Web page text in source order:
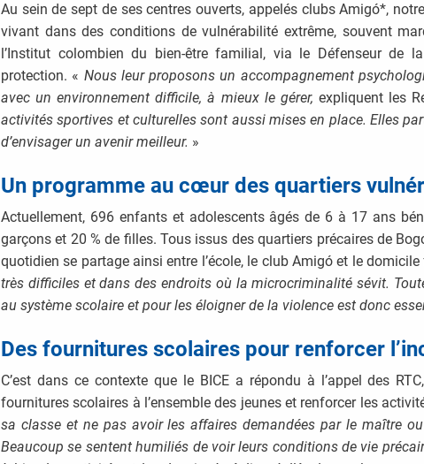
Au sein de sept de ses centres ouverts, appelés clubs Amigó*,
vivant dans des conditions de vulnérabilité extrême, souvent
l’Institut colombien du bien-être familial, via le Défenseur de
protection. « Nous leur proposons un accompagnement
avec un environnement difficile, à mieux le gérer, expliquent les
activités sportives et culturelles sont aussi mises en place. Elles
d’envisager un avenir meilleur. »
Un programme au cœur des quartiers
Actuellement, 696 enfants et adolescents âgés de 6 à 17 ans
garçons et 20 % de filles. Tous issus des quartiers précaires de
quotidien se partage ainsi entre l’école, le club Amigó et le
très difficiles et dans des endroits où la microcriminalité sévit.
au système scolaire et pour les éloigner de la violence est donc
Des fournitures scolaires pour renforcer
C’est dans ce contexte que le BICE a répondu à l’appel des
fournitures scolaires à l’ensemble des jeunes et renforcer les
sa classe et ne pas avoir les affaires demandées par le maître
Beaucoup se sentent humiliés de voir leurs conditions de vie